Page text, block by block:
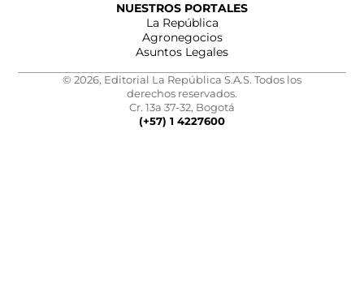
NUESTROS PORTALES
La República
Agronegocios
Asuntos Legales
© 2026, Editorial La República S.A.S. Todos los
derechos reservados.
Cr. 13a 37-32, Bogotá
(+57) 1 4227600